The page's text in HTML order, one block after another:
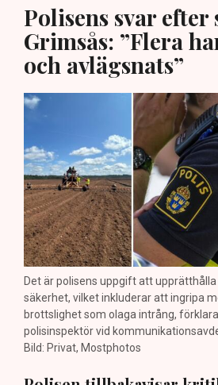
Polisens svar efter
Grimsås: ”Flera
och avlägsnats”
Det är polisens uppgift att
säkerhet, vilket inkluderar att ingripa
brottslighet som olaga intrång,
polisinspektör vid
Bild: Privat, Mostphotos